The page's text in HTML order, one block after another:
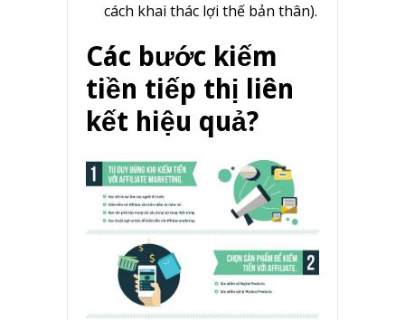
cách khai thác lợi thế bản thân).
Các bước kiếm
tiền tiếp thị liên
kết hiệu quả?